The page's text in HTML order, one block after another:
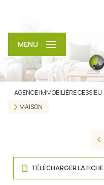
MENU
AGENCE IMMOBILIÈRE CESSIEU
MAISON
TÉLÉCHARGER LA FICHE